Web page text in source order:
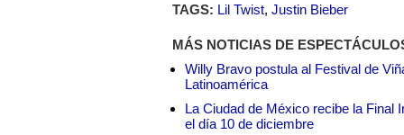
TAGS: Lil Twist, Justin Bieber
MÁS NOTICIAS DE
Willy Bravo postula al Festival de
Latinoamérica
La Ciudad de México recibe la Final
el día 10 de diciembre